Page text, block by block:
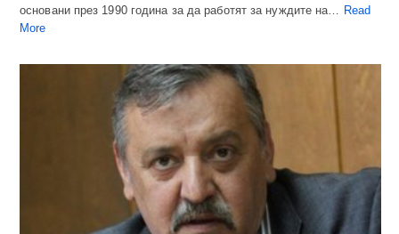
основани през 1990 година за да работят за нуждите на… Read
More